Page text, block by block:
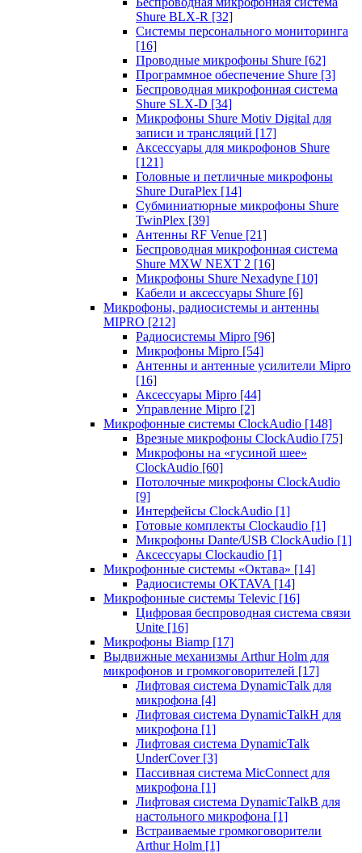
Shure BLX-R [32]
Системы персонального мониторинга
[16]
Проводные микрофоны Shure [62]
Программное обеспечение Shure [3]
Беспроводная микрофонная система
Shure SLX-D [34]
Микрофоны Shure Motiv Digital для
записи и трансляций [17]
Аксессуары для микрофонов Shure
[121]
Головные и петличные микрофоны
Shure DuraPlex [14]
Субминиатюрные микрофоны Shure
TwinPlex [39]
Антенны RF Venue [21]
Беспроводная микрофонная система
Shure MXW NEXT 2 [16]
Микрофоны Shure Nexadyne [10]
Кабели и аксессуары Shure [6]
Микрофоны, радиосистемы и антенны
MIPRO [212]
Радиосистемы Mipro [96]
Микрофоны Mipro [54]
Антенны и антенные усилители Mipro
[16]
Аксессуары Mipro [44]
Управление Mipro [2]
Микрофонные системы ClockAudio [148]
Врезные микрофоны ClockAudio [75]
Микрофоны на «гусиной шее»
ClockAudio [60]
Потолочные микрофоны ClockAudio
[9]
Интерфейсы ClockAudio [1]
Готовые комплекты Clockaudio [1]
Микрофоны Dante/USB ClockAudio [1]
Аксессуары Clockaudio [1]
Микрофонные системы «Октава» [14]
Радиосистемы OKTAVA [14]
Микрофонные системы Televic [16]
Цифровая беспроводная система связи
Unite [16]
Микрофоны Biamp [17]
Выдвижные механизмы Arthur Holm для
микрофонов и громкоговорителей [17]
Лифтовая система DynamicTalk для
микрофона [4]
Лифтовая система DynamicTalkH для
микрофона [1]
Лифтовая система DynamicTalk
UnderCover [3]
Пассивная система MicConnect для
микрофона [1]
Лифтовая система DynamicTalkB для
настольного микрофона [1]
Встраиваемые громкоговорители
Arthur Holm [1]